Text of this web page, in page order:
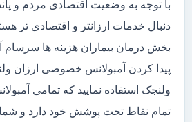
با توجه به وضعیت اقتصادی مردم و
دنبال خدمات ارزانتر و اقتصادی تر
بخش درمان بیماران هزینه ها سرسام
پیدا کردن آمبولانس خصوصی ارزان
ولنجک استفاده نمایید که تمامی
تمام نقاط تحت پوشش خود دارد و شما